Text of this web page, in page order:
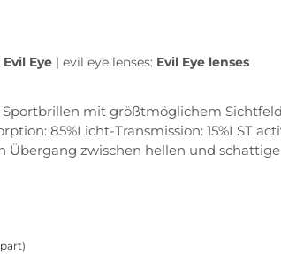
Evil Eye | evil eye lenses: Evil Eye lenses
Sportbrillen mit größtmöglichem
85%Licht-Transmission: 15%LST
zwischen hellen und